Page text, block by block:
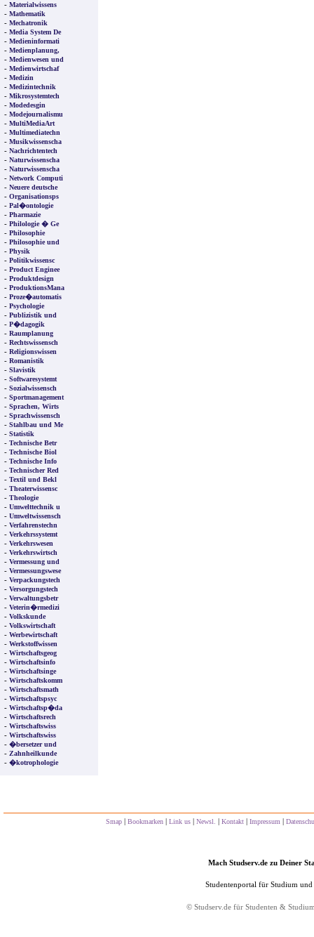
- Materialwissens
- Mathematik
- Mechatronik
- Media System De
- Medieninformati
- Medienplanung,
- Medienwesen und
- Medienwirtschaf
- Medizin
- Medizintechnik
- Mikrosystemtech
- Modedesgin
- Modejournalismu
- MultiMediaArt
- Multimediatechn
- Musikwissenscha
- Nachrichtentech
- Naturwissenscha
- Naturwissenscha
- Network Computi
- Neuere deutsche
- Organisationsps
- Pal�ontologie
- Pharmazie
- Philologie � Ge
- Philosophie
- Philosophie und
- Physik
- Politikwissensc
- Product Enginee
- Produktdesign
- ProduktionsMana
- Proze�automatis
- Psychologie
- Publizistik und
- P�dagogik
- Raumplanung
- Rechtswissensch
- Religionswissen
- Romanistik
- Slavistik
- Softwaresystemt
- Sozialwissensch
- Sportmanagement
- Sprachen, Wirts
- Sprachwissensch
- Stahlbau und Me
- Statistik
- Technische Betr
- Technische Biol
- Technische Info
- Technischer Red
- Textil und Bekl
- Theaterwissensc
- Theologie
- Umwelttechnik u
- Umweltwissensch
- Verfahrenstechn
- Verkehrssystemt
- Verkehrswesen
- Verkehrswirtsch
- Vermessung und
- Vermessungswese
- Verpackungstech
- Versorgungstech
- Verwaltungsbetr
- Veterin�rmedizi
- Volkskunde
- Volkswirtschaft
- Werbewirtschaft
- Werkstoffwissen
- Wirtschaftsgeog
- Wirtschaftsinfo
- Wirtschaftsinge
- Wirtschaftskomm
- Wirtschaftsmath
- Wirtschaftspsyc
- Wirtschaftsp�da
- Wirtschaftsrech
- Wirtschaftswiss
- Wirtschaftswiss
- �bersetzer und
- Zahnheilkunde
- �kotrophologie
Smap | Bookmarken | Link us | Newsl. | Kontakt | Impressum |
Mach Studserv.de zu Deiner
Studentenportal für Studium
© Studserv.de für Studenten &